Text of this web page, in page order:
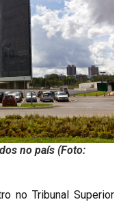
no país (Foto:
no Tribunal Superior